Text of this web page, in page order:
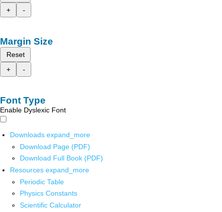
+
-
Margin Size
Reset
+
-
Font Type
Enable Dyslexic Font
Downloads expand_more
Download Page (PDF)
Download Full Book (PDF)
Resources expand_more
Periodic Table
Physics Constants
Scientific Calculator